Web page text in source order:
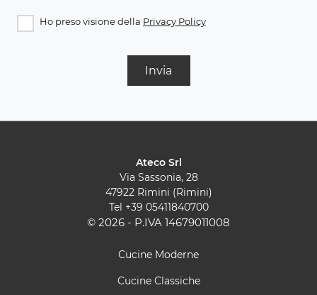
Ho preso visione della Privacy Policy
Invia
Ateco Srl
Via Sassonia, 28
47922 Rimini (Rimini)
Tel +39 05411840700
© 2026 - P.IVA 14679011008
Cucine Moderne
Cucine Classiche